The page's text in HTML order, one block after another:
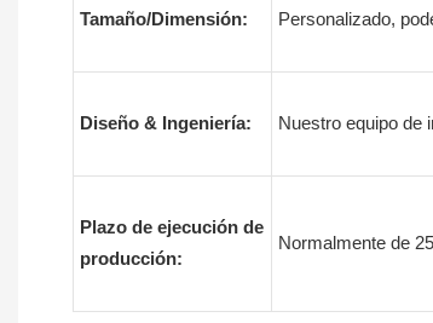
Tamaño/Dimensión: Personalizado,
Diseño & Ingeniería: Nuestro equipo de
Plazo de ejecución de
producción:
Normalmente de